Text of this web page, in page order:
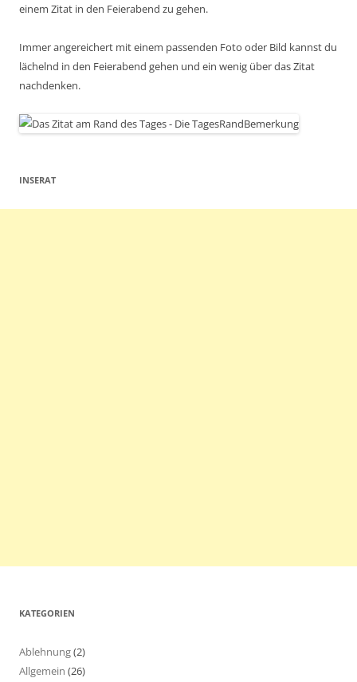
einem Zitat in den Feierabend zu gehen.
Immer angereichert mit einem passenden Foto oder Bild kannst du
lächelnd in den Feierabend gehen und ein wenig über das Zitat
nachdenken.
INSERAT
KATEGORIEN
Ablehnung(2)
Allgemein (26)